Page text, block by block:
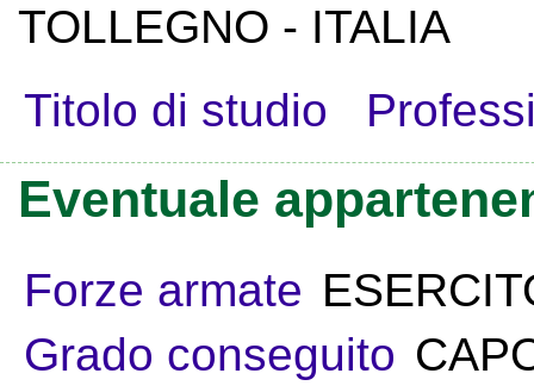
TOLLEGNO - ITALIA
Titolo di studio
Eventuale
Forze armate
Grado conseguito